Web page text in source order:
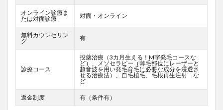
オンライン診療ま
たは対面診療
対面・オンライン
無料カウンセリン
グ
有
診療コース
投薬治療（3カ月生える！M字発毛コースな
ど）、メソセラピー（薄毛部位にレーザーと
超音波を用い発毛育毛に必要な成分を浸透さ
せる治療法）、自毛植毛、毛根再生注射 な
ど
返金制度 有（条件有）